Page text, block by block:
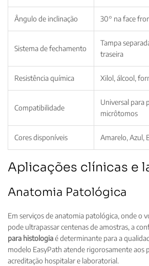
Ângulo de inclinação 30° na face
Sistema de fechamento
Tampa
traseira
Resistência química Xilol, álcool,
Compatibilidade
Universal para
micrôtomos
Cores disponíveis Amarelo, Azul,
Aplicações clínicas e
Anatomia Patológica
Em serviços de anatomia patológica, onde o
pode ultrapassar centenas de amostras, a
para histologiaé determinante para a
modelo EasyPath atende rigorosamente aos
acreditação hospitalar e laboratorial.